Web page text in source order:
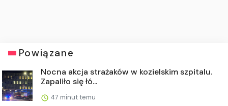
Powiązane
Nocna akcja strażaków w kozielskim szpitalu.
Zapaliło się łó...
47 minut temu